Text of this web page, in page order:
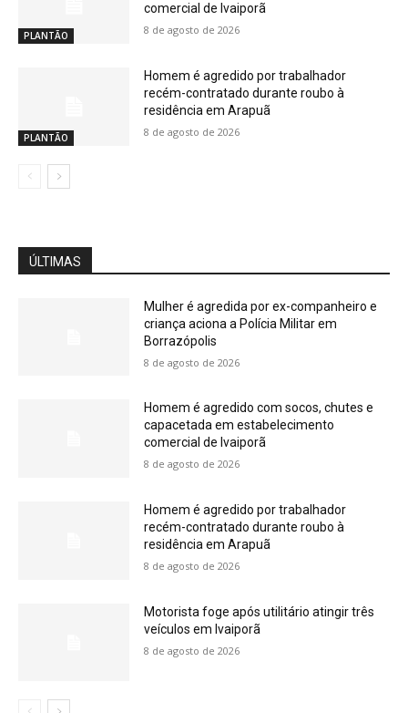
PLANTÃO
comercial de Ivaiporã
8 de agosto de 2026
PLANTÃO
Homem é agredido por trabalhador
recém-contratado durante roubo à
residência em Arapuã
8 de agosto de 2026
ÚLTIMAS
Mulher é agredida por ex-companheiro e
criança aciona a Polícia Militar em
Borrazópolis
8 de agosto de 2026
Homem é agredido com socos, chutes e
capacetada em estabelecimento
comercial de Ivaiporã
8 de agosto de 2026
Homem é agredido por trabalhador
recém-contratado durante roubo à
residência em Arapuã
8 de agosto de 2026
Motorista foge após utilitário atingir três
veículos em Ivaiporã
8 de agosto de 2026